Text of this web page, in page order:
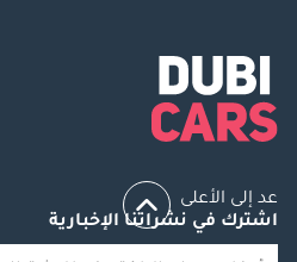
عد إلى الأعلى
اشترك في نشراتنا الإخبارية